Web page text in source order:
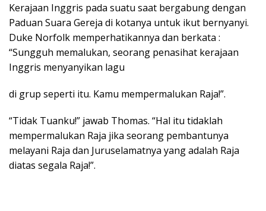
Kerajaan Inggris pada suatu saat bergabung dengan
Paduan Suara Gereja di kotanya untuk ikut bernyanyi.
Duke Norfolk memperhatikannya dan berkata :
“Sungguh memalukan, seorang penasihat kerajaan
Inggris menyanyikan lagu
di grup seperti itu. Kamu mempermalukan Raja!”.
“Tidak Tuanku!” jawab Thomas. “Hal itu tidaklah
mempermalukan Raja jika seorang pembantunya
melayani Raja dan Juruselamatnya yang adalah Raja
diatas segala Raja!”.